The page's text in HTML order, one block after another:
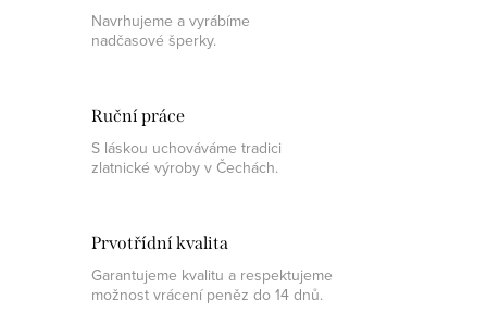
Navrhujeme a vyrábíme
nadčasové šperky.
Ruční práce
S láskou uchováváme tradici
zlatnické výroby v Čechách.
Prvotřídní kvalita
Garantujeme kvalitu a respektujeme
možnost vrácení peněz do 14 dnů.